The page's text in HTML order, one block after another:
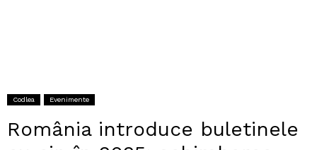
Codlea Evenimente
România introduce buletinele